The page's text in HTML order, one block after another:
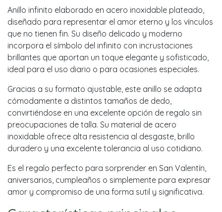
Anillo infinito elaborado en acero inoxidable plateado,
diseñado para representar el amor eterno y los vínculos
que no tienen fin. Su diseño delicado y moderno
incorpora el símbolo del infinito con incrustaciones
brillantes que aportan un toque elegante y sofisticado,
ideal para el uso diario o para ocasiones especiales.
Gracias a su formato ajustable, este anillo se adapta
cómodamente a distintos tamaños de dedo,
convirtiéndose en una excelente opción de regalo sin
preocupaciones de talla. Su material de acero
inoxidable ofrece alta resistencia al desgaste, brillo
duradero y una excelente tolerancia al uso cotidiano.
Es el regalo perfecto para sorprender en San Valentín,
aniversarios, cumpleaños o simplemente para expresar
amor y compromiso de una forma sutil y significativa.